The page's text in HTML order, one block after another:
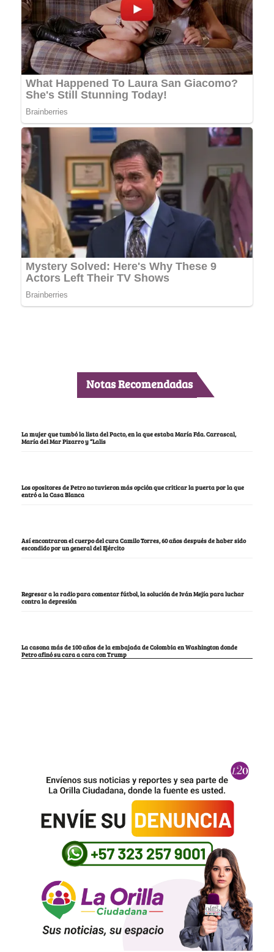
Notas Recomendadas
La mujer que tumbó la lista del Pacto, en la que estaba María Fda. Carrascal,
María del Mar Pizarro y “Lalis
Los opositores de Petro no tuvieron más opción que criticar la puerta por la que
entró a la Casa Blanca
Así encontraron el cuerpo del cura Camilo Torres, 60 años después de haber sido
escondido por un general del Ejército
Regresar a la radio para comentar fútbol, la solución de Iván Mejía para luchar
contra la depresión
La casona más de 100 años de la embajada de Colombia en Washington donde
Petro afinó su cara a cara con Trump